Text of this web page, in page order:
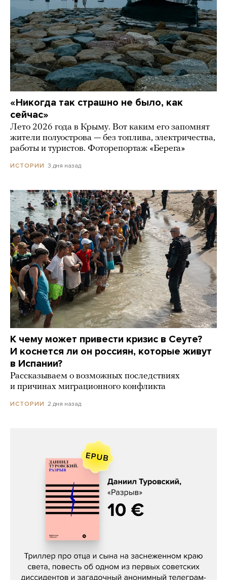
«Никогда так страшно не было, как
сейчас»
Лето 2026 года в Крыму. Вот каким его запомнят
жители полуострова — без топлива, электричества,
работы и туристов. Фоторепортаж «Берега»
ИСТОРИИ 3 дня назад
К чему может привести кризис в Сеуте?
И коснется ли он россиян, которые живут
в Испании?
Рассказываем о возможных последствиях
и причинах миграционного конфликта
ИСТОРИИ 2 дня назад
Даниил Туровский, «Разрыв»